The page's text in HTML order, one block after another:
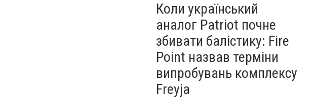
Коли український
аналог Patriot почне
збивати балістику: Fire
Point назвав терміни
випробувань комплексу
Freyja